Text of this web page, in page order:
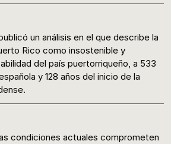
un análisis en el que describe la
Rico como insostenible y
del país puertorriqueño, a 533
y 128 años del inicio de la
condiciones actuales comprometen